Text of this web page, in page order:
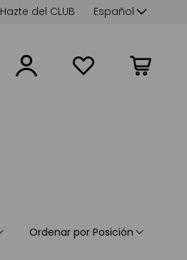
Lenguaje
Español
Hazte del CLUB
Mi cesta
Ordenar por